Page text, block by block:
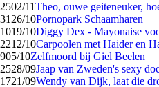
2502/11Theo, ouwe geiteneuker,
31 26/10Pornopark Schaamharen
1019/10Diggy Dex - Mayonaise
2212/10Carpoolen met Haider en
905/10Zelfmoord bij Giel Beelen
2528/09Jaap van Zweden's sexy
1721/09Wendy van Dijk, laat die